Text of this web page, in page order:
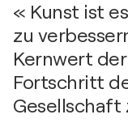
« Kunst ist
zu
Kernwert
Fortschritt
Gesellschaft